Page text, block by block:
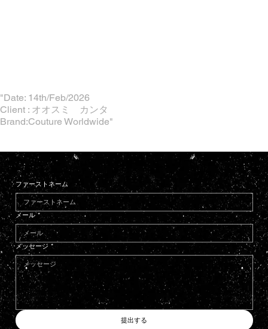
"Date: 14th/Feb/2026
Client : オオスミ カンタ
Brand:Couture Worldwide"
ファーストネーム
メール *
メッセージ *
提出する